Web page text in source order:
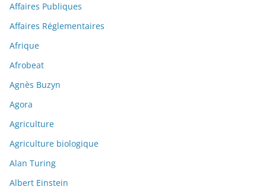
Affaires Publiques
Affaires Réglementaires
Afrique
Afrobeat
Agnès Buzyn
Agora
Agriculture
Agriculture biologique
Alan Turing
Albert Einstein